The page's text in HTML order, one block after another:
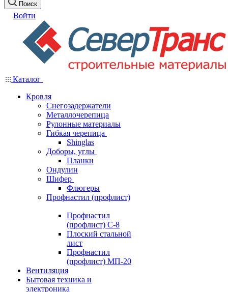
Поиск
Войти
Каталог
Кровля
Снегозадержатели
Металлочерепица
Рулонные материалы
Гибкая черепица
Shinglas
Доборы, углы
Планки
Ондулин
Шифер
Флюгеры
Профнастил (профлист)
Профнастил
(профлист) С-8
Плоский стальной
лист
Профнастил
(профлист) МП-20
Вентиляция
Бытовая техника и
электроника